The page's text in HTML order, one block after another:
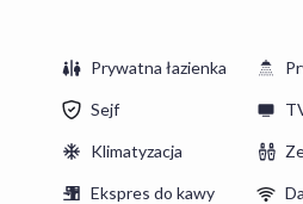
Prywatna łazienka
Sejf
Klimatyzacja
Ekspres do kawy